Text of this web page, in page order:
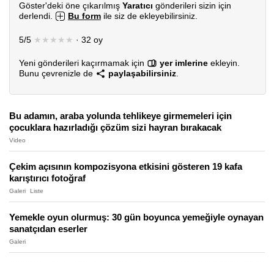
Göster'deki öne çıkarılmış Yaratıcı gönderileri sizin için
derlendi.
Bu form ile siz de ekleyebilirsiniz.
5/5 ★★★★★ · 32 oy
Yeni gönderileri kaçırmamak için yer imlerine ekleyin.
Bunu çevrenizle de
paylaşabilirsiniz
Bu adamın, araba yolunda tehlikeye girmemeleri için
çocuklara hazırladığı çözüm sizi hayran bırakacak
Video
Çekim açısının kompozisyona etkisini gösteren 19 kafa
karıştırıcı fotoğraf
Galeri Liste
Yemekle oyun olurmuş: 30 gün boyunca yemeğiyle oynayan
sanatçıdan eserler
Galeri